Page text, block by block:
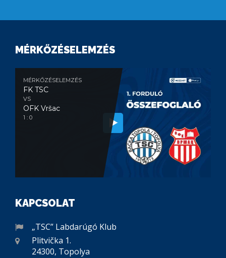
MÉRKŐZÉSELEMZÉS
MÉRKŐZÉSELEMZÉS
FK TSC
VS
OFK Vršac
1 : 0
KAPCSOLAT
„TSC” Labdarúgó Klub
Plitvička 1.
24300, Topolya